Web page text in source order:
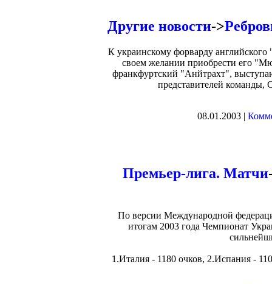
Другие новости->
К украинскому форварду
своем желании приобрести его
франкфуртский "Анйтрахт",
представителей команды,
08.01.2003 |
Премьер-лига. Матчи
По версии Международной
итогам 2003 года Чемпионат
1.Италия - 1180 очков, 2.Испания -